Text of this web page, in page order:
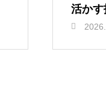
活かす